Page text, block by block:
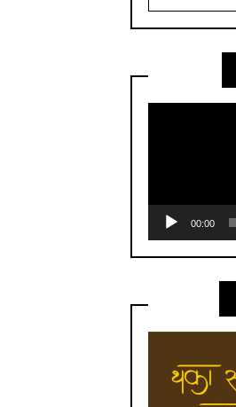
00:00